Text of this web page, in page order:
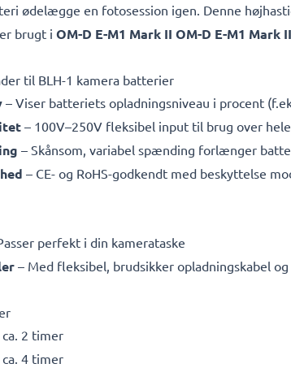
ødelægge en fotosession igen. Denne
brugt i OM-D E-M1 Mark II OM-D E-M1 Mark
til BLH-1 kamera batterier
– Viser batteriets opladningsniveau i procent
– 100V–250V fleksibel input til brug over
– Skånsom, variabel spænding forlænger
– CE- og RoHS-godkendt med beskyttelse
perfekt i din kamerataske
– Med fleksibel, brudsikker opladningskabel
ca. 2 timer
ca. 4 timer